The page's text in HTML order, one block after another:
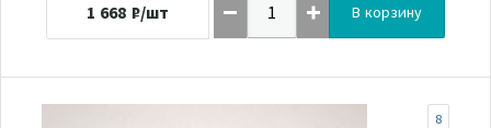
1 668 ₽/шт В корзину
8